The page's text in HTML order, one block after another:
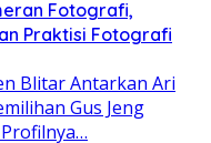
Fotografi,
Praktisi Fotografi